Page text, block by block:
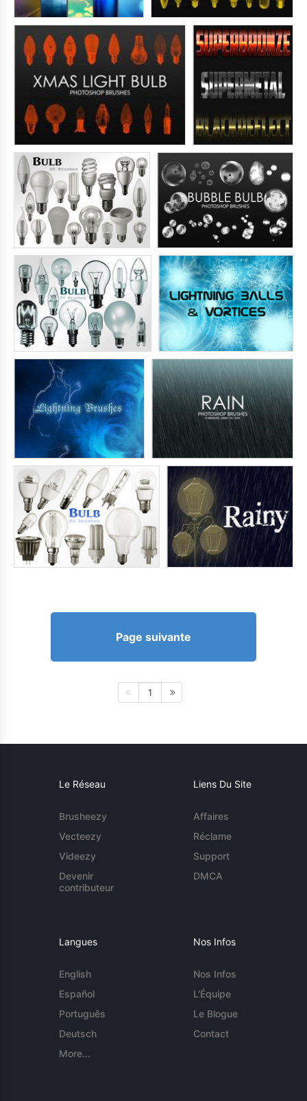
Page suivante
1
Le Réseau
Brusheezy
Vecteezy
Videezy
Devenir
contributeur
Liens Du Site
Affaires
Réclame
Support
DMCA
Langues
English
Español
Português
Deutsch
More...
Nos Infos
Nos Infos
L'Équipe
Le Blogue
Contact